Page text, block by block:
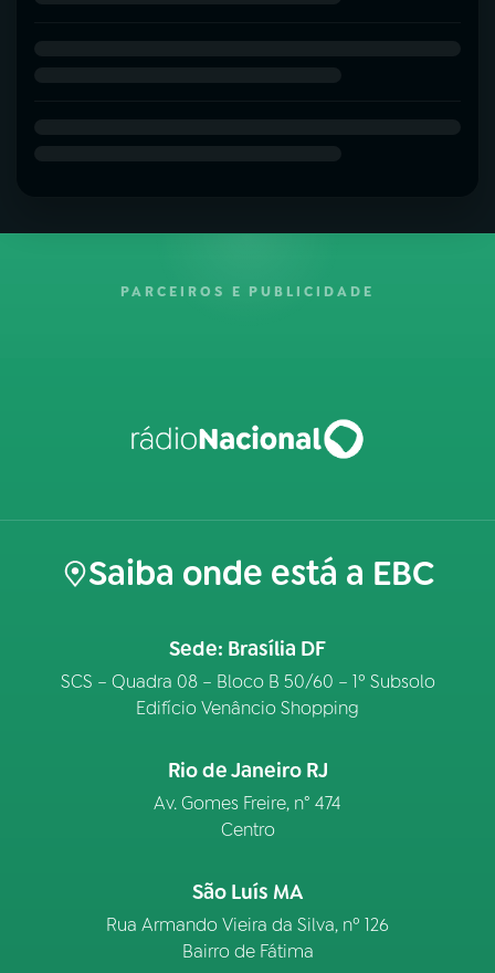
PARCEIROS E PUBLICIDADE
Saiba onde está a EBC
Sede: Brasília DF
SCS – Quadra 08 – Bloco B 50/60 – 1º Subsolo
Edifício Venâncio Shopping
Rio de Janeiro RJ
Av. Gomes Freire, n° 474
Centro
São Luís MA
Rua Armando Vieira da Silva, nº 126
Bairro de Fátima